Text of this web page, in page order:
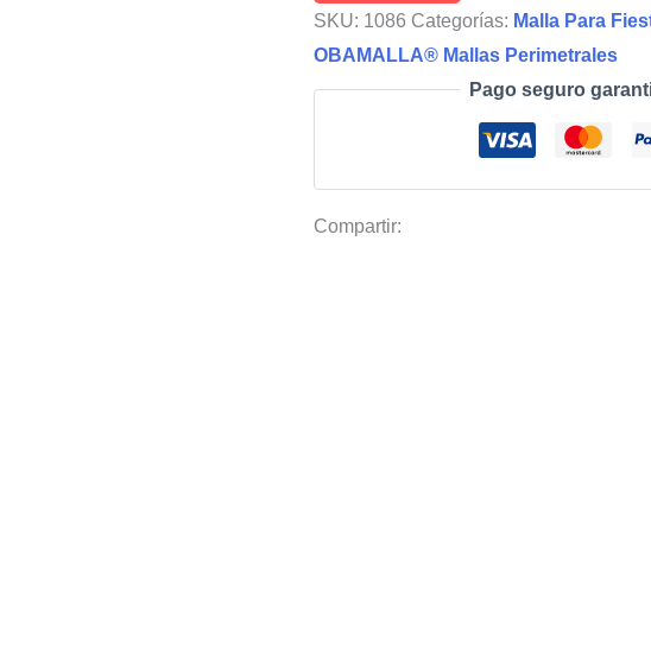
Playa
OBAMALLA®
color
de
sombra
SKU: 1086 Categorías: Malla Para
OBAMALLA® Mallas Perimetrales
Pago seguro
Compartir: